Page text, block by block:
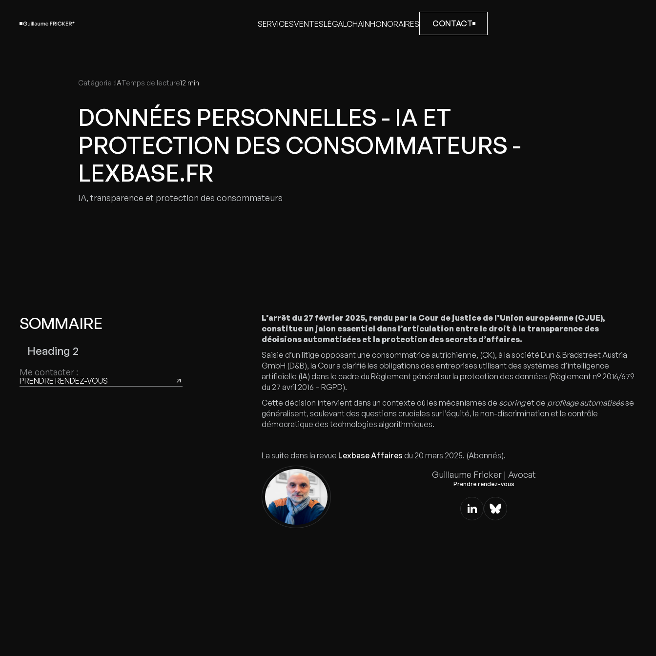
SERVICESVENTESLÉGALCHAINHONORAIRES
CONTACT
Catégorie :IATemps de lecture12 min
DONNÉES PERSONNELLES - IA ET
PROTECTION DES CONSOMMATEURS -
LEXBASE.FR
IA, transparence et protection des consommateurs
SOMMAIRE
Heading 2
Me contacter :
PRENDRE RENDEZ-VOUS
THIS IS SOME TEXT INSIDE OF A DIV BLOCK.
L’arrêt du 27 février 2025, rendu par la Cour de justice de l’Union européenne (CJUE),
constitue un jalon essentiel dans l’articulation entre le droit à la transparence des
décisions automatisées et la protection des secrets d’affaires.
Saisie d’un litige opposant une consommatrice autrichienne, (CK), à la société Dun & Bradstreet Austria
GmbH (D&B), la Cour a clarifié les obligations des entreprises utilisant des systèmes d’intelligence
artificielle (IA) dans le cadre du Règlement général sur la protection des données (Règlement n° 2016/679
du 27 avril 2016 – RGPD).
Cette décision intervient dans un contexte où les mécanismes de scoringet de profilage automatisésse
généralisent, soulevant des questions cruciales sur l’équité, la non-discrimination et le contrôle
démocratique des technologies algorithmiques.
La suite dans la revue Lexbase Affaires du 20 mars 2025. (Abonnés).
Guillaume Fricker | Avocat
Prendre rendez-vous